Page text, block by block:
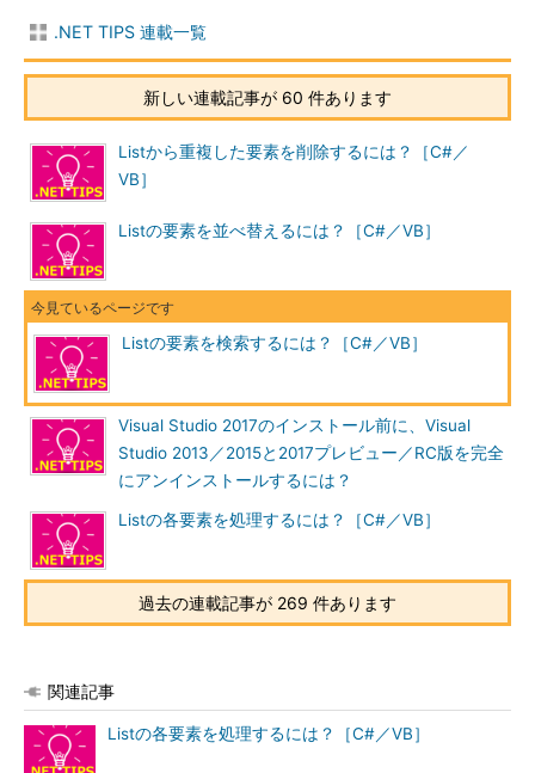
.NET TIPS 連載一覧
新しい連載記事が 60 件あります
Listから重複した要素を削除するには？［C#／
VB］
Listの要素を並べ替えるには？［C#／VB］
Listの要素を検索するには？［C#／VB］
Visual Studio 2017のインストール前に、Visual
Studio 2013／2015と2017プレビュー／RC版を完全
にアンインストールするには？
Listの各要素を処理するには？［C#／VB］
過去の連載記事が 269 件あります
関連記事
Listの各要素を処理するには？［C#／VB］